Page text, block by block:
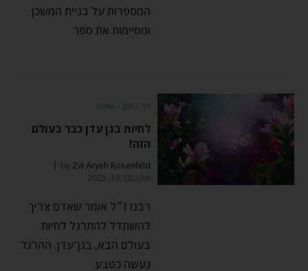
המספרות על בניית המשכן
ומסיימות את ספר
רבי נחמן ⬦ שונות
לחיות בגן עדן כבר בעולם
הזה!
by Zvi Aryeh Rosenfeld
אוקטובר 16, 2025
רבנו ז״ל אומר שאדם צריך
להשתדל להתרגל לחיות
בעולם הבא, בגן־עדן. ההרגל
נעשה כטבע